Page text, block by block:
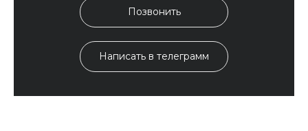
Позвонить
Написать в телеграмм